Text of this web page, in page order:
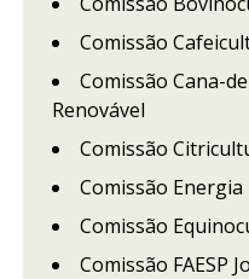
Comissão
Comissão Cana-
Renovável
Comissão
Comissão Energia
Comissão
Comissão FAESP